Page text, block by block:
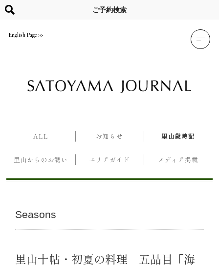
content
English Page
ご予約検索
ALL お知らせ 里山歳時記
里山からのお誘い エリアガイド メディア掲載
Seasons
里山十帖・初夏の料理 五品目「海